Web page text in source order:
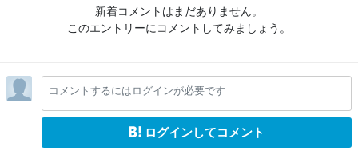
新着コメントはまだありません。
このエントリーにコメントしてみましょう。
コメントするにはログインが必要です
ログインしてコメント